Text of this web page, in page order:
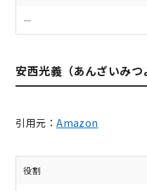
―
安西光義（あんざいみつ
引用元：Amazon
役割